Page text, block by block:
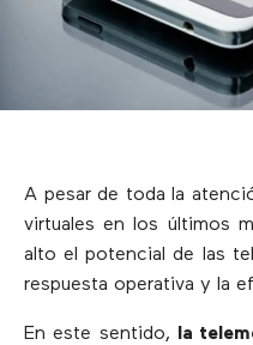
A pesar de toda la
virtuales en los últimos
alto el potencial de las
respuesta operativa y la
En este sentido,
la